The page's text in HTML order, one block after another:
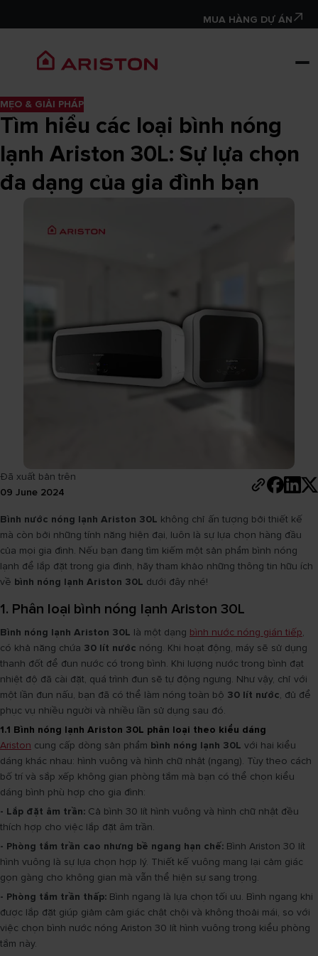
MUA HÀNG DỰ ÁN
MẸO & GIẢI PHÁP
Tìm hiểu các loại bình nóng
lạnh Ariston 30L: Sự lựa chọn
đa dạng của gia đình bạn
Đã xuất bản trên
09 June 2024
Bình nước nóng lạnh Ariston 30L không chỉ ấn tượng bởi thiết kế
mà còn bởi những tính năng hiện đại, luôn là sự lựa chọn hàng đầu
của mọi gia đình. Nếu bạn đang tìm kiếm một sản phẩm bình nóng
lạnh để lắp đặt trong gia đình, hãy tham khảo những thông tin hữu ích
về bình nóng lạnh Ariston 30L dưới đây nhé!
1. Phân loại bình nóng lạnh Ariston 30L
Bình nóng lạnh Ariston 30L là một dạng bình nước nóng gián tiếp,
có khả năng chứa 30 lít nước nóng. Khi hoạt động, máy sẽ sử dụng
thanh đốt để đun nước có trong bình. Khi lượng nước trong bình đạt
nhiệt độ đã cài đặt, quá trình đun sẽ tự động ngưng. Như vậy, chỉ với
một lần đun nấu, bạn đã có thể làm nóng toàn bộ 30 lít nước, đủ để
phục vụ nhiều người và nhiều lần sử dụng sau đó.
1.1 Bình nóng lạnh Ariston 30L phân loại theo kiểu dáng
Ariston cung cấp dòng sản phẩm bình nóng lạnh 30L với hai kiểu
dáng khác nhau: hình vuông và hình chữ nhật (ngang). Tùy theo cách
bố trí và sắp xếp không gian phòng tắm mà bạn có thể chọn kiểu
dáng bình phù hợp cho gia đình:
- Lắp đặt âm trần: Cả bình 30 lít hình vuông và hình chữ nhật đều
thích hợp cho việc lắp đặt âm trần.
- Phòng tắm trần cao nhưng bề ngang hạn chế: Bình Ariston 30 lít
hình vuông là sự lựa chọn hợp lý. Thiết kế vuông mang lại cảm giác
gọn gàng cho không gian mà vẫn thể hiện sự sang trọng.
- Phòng tắm trần thấp: Bình ngang là lựa chọn tối ưu. Bình ngang khi
được lắp đặt giúp giảm cảm giác chật chội và không thoải mái, so với
việc chọn bình nước nóng Ariston 30 lít hình vuông trong kiểu phòng
tắm này.